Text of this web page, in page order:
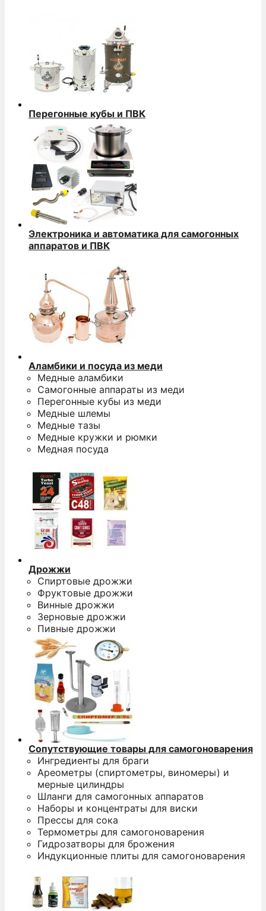
Перегонные кубы и ПВК
Электроника и автоматика для самогонных
аппаратов и ПВК
Аламбики и посуда из меди
Медные аламбики
Самогонные аппараты из меди
Перегонные кубы из меди
Медные шлемы
Медные тазы
Медные кружки и рюмки
Медная посуда
Дрожжи
Спиртовые дрожжи
Фруктовые дрожжи
Винные дрожжи
Зерновые дрожжи
Пивные дрожжи
Сопутствующие товары для самогоноварения
Ингредиенты для браги
Ареометры (спиртометры, виномеры) и
мерные цилиндры
Шланги для самогонных аппаратов
Наборы и концентраты для виски
Прессы для сока
Термометры для самогоноварения
Гидрозатворы для брожения
Индукционные плиты для самогоноварения